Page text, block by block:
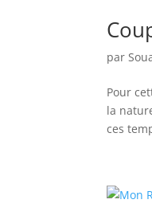
par
Pour
la
ces